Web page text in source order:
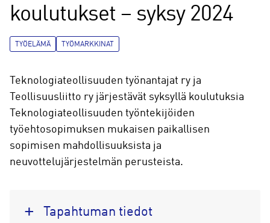
koulutukset – syksy 2024
TYÖELÄMÄ TYÖMARKKINAT
Teknologiateollisuuden työnantajat ry ja
Teollisuusliitto ry järjestävät syksyllä koulutuksia
Teknologiateollisuuden työntekijöiden
työehtosopimuksen mukaisen paikallisen
sopimisen mahdollisuuksista ja
neuvottelujärjestelmän perusteista.
Tapahtuman tiedot